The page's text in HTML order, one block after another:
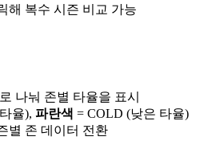
해 복수 시즌 비교 가능
로 나눠 존별 타율을 표시
율), 파란색 = COLD (낮은 타율)
별 존 데이터 전환